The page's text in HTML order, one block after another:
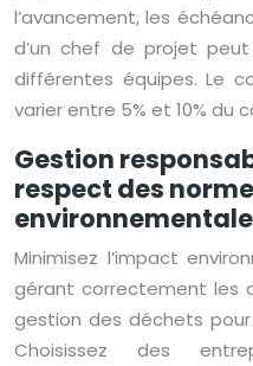
l’avancement, les
d’un chef de projet
différentes équipes. Le
varier entre 5% et 10% du
Gestion
respect des
Minimisez l’impact
gérant correctement les
gestion des déchets
Choisissez des